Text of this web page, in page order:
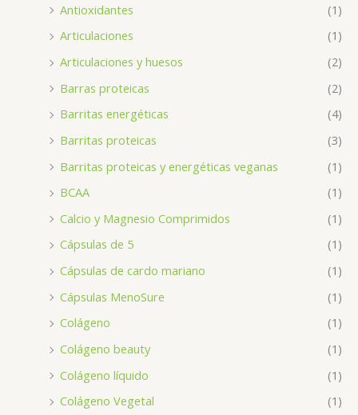
Antioxidantes
(1)
Articulaciones
(1)
Articulaciones y huesos
(2)
Barras proteicas
(2)
Barritas energéticas
(4)
Barritas proteicas
(3)
Barritas proteicas y energéticas veganas
(1)
BCAA
(1)
Calcio y Magnesio Comprimidos
(1)
Cápsulas de 5
(1)
Cápsulas de cardo mariano
(1)
Cápsulas MenoSure
(1)
Colágeno
(1)
Colágeno beauty
(1)
Colágeno líquido
(1)
Colágeno Vegetal
(1)